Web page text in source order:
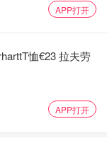
人都有独立房间
因此医院方面一
会影响医院正常
APP打开
恤€23 拉夫劳
APP打开